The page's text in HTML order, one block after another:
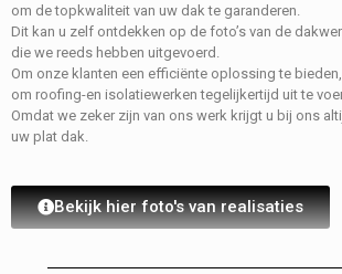
om de topkwaliteit van uw dak te garanderen.
Dit kan u zelf ontdekken op de foto’s van de
die we reeds hebben uitgevoerd.
Om onze klanten een efficiënte oplossing te
om roofing-en isolatiewerken tegelijkertijd uit te
Omdat we zeker zijn van ons werk krijgt u bij ons
uw plat dak.
Bekijk hier foto's van realisaties